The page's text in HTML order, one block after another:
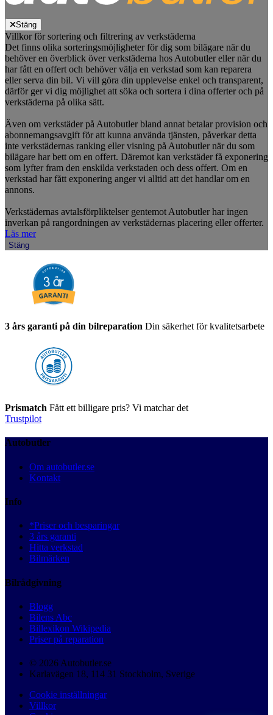
Stäng
Villkor för sortering och filtrering av verkstäderna
Det finns olika sorteringsmöjligheter för dig som bilägare när du
behöver en överblick över verkstäderna hos Autobutler eller när du
har fått en offert och behöver välja en verkstad som kan reparera
eller serva din bil. Vi vill göra din upplevelse enkel och transparent,
därför ger vi dig möjlighet att söka och sortera i dina offerter och på
verkstäderna på olika sätt.
Även om verkstäder på Autobutler bland annat betalar provision och
abonnemangsavgift för att kunna använda tjänsten, påverkar detta
inte verkstädernas ranking eller visning på Autobutler när du som
bilägare har bett om en offert. Däremot kan verkstäder få exponering
som lyfter fram den enskilda verkstaden och dess offert. Om en
verkstad har fått exponering anger vi alltid att det handlar om en
annons.
Verkstädernas avtalsförpliktelser gentemot Autobutler har ingen
inverkan på rangordningen av verkstädernas placering eller offerter.
Läs mer
Stäng
3 års garanti på din bilreparation Din säkerhet för kvalitetsarbete
Prismatch Fått ett billigare pris? Vi matchar det
Trustpilot
Autobutler
Om autobutler.se
Kontakt
Info
*Priser och besparingar
3 års garanti
Hitta verkstad
Bilmärken
Bilrådgivning
Blogg
Bilens Abc
Billexikon Wikipedia
Priser på reparation
© 2026 Autobutler.se
Karlavägen 18, 114 31 Stockholm, Sverige
Cookie inställningar
Villkor